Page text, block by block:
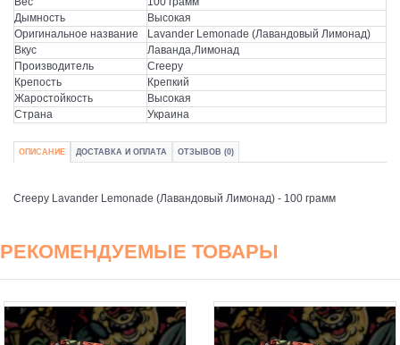
Дымность
Высокая
Оригинальное название
Lavander Lemonade (Лавандовый Лимонад)
Вкус
Лаванда,Лимонад
Производитель
Creepy
Крепость
Крепкий
Жаростойкость
Высокая
Страна
Украина
ОПИСАНИЕ ДОСТАВКА И ОПЛАТА ОТЗЫВОВ (0)
Creepy Lavander Lemonade (Лавандовый Лимонад) - 100 грамм
РЕКОМЕНДУЕМЫЕ ТОВАРЫ